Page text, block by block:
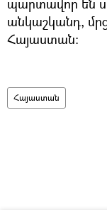
պարտավոր են
անկաշկանդ,
Հայաստան:
Հայաստան